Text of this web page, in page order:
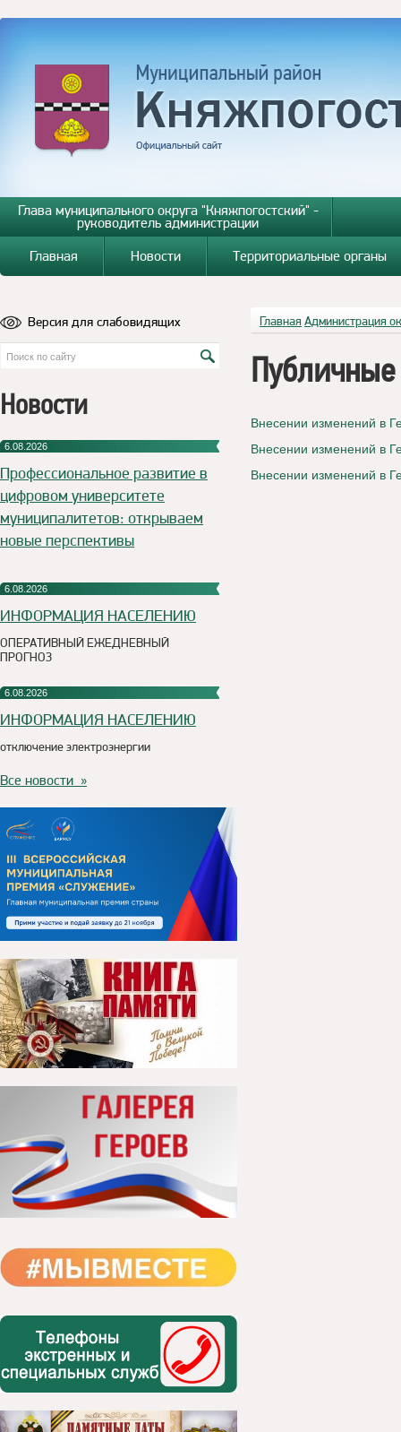
Глава муниципального округа "Княжпогостский" -
руководитель администрации
Главная
Новости Территориальные органы
Версия для слабовидящих
Новости
6.08.2026
Профессиональное развитие в
цифровом университете
муниципалитетов: открываем
новые перспективы
6.08.2026
ИНФОРМАЦИЯ НАСЕЛЕНИЮ
ОПЕРАТИВНЫЙ ЕЖЕДНЕВНЫЙ
ПРОГНОЗ
6.08.2026
ИНФОРМАЦИЯ НАСЕЛЕНИЮ
отключение электроэнергии
Все новости »
Главная Администрация
Внесении изменений в
Внесении изменений в
Внесении изменений в